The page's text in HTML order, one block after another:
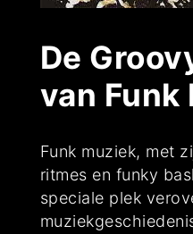
De
van Funk
Funk muziek, met
ritmes en funky
speciale plek